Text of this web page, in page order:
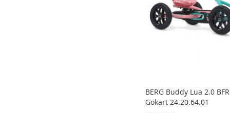
BERG Buddy Lua 2.0
Gokart 24.20.64.01